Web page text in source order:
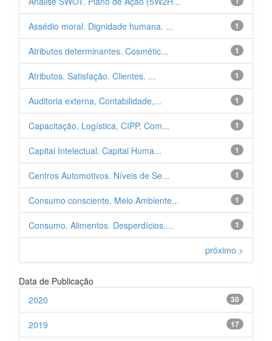
1
Assédio moral. Dignidade humana. ...
1
Atributos determinantes. Cosmétic...
1
Atributos. Satisfação. Clientes. ...
1
Auditoria externa, Contabilidade,...
1
Capacitação, Logística, CIPP, Com...
1
Capital Intelectual. Capital Huma...
1
Centros Automotivos. Níveis de Se...
1
Consumo consciente. Meio Ambiente...
1
Consumo. Alimentos. Desperdícios....
próximo >
Data de Publicação
30
2020
17
2019